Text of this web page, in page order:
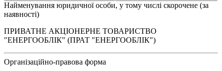
Найменування юридичної особи, у тому числі скорочене (за
наявності)
ПРИВАТНЕ АКЦІОНЕРНЕ ТОВАРИСТВО
"ЕНЕРГООБЛІК" (ПРАТ "ЕНЕРГООБЛІК")
Організаційно-правова форма